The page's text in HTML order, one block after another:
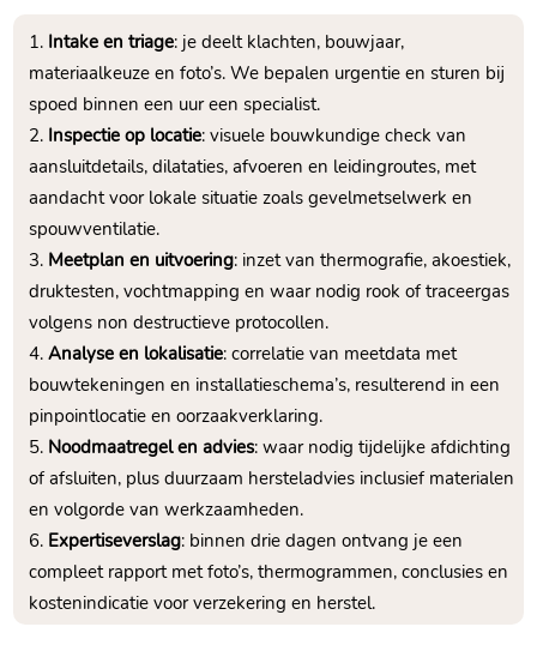
Intake en triage: je deelt klachten, bouwjaar,
materiaalkeuze en foto’s.​ We bepalen urgentie en sturen bij
spoed binnen een uur een specialist.​
Inspectie op locatie: visuele bouwkundige check van
aansluitdetails, dilataties, afvoeren en leidingroutes, met
aandacht voor lokale situatie zoals gevelmetselwerk en
spouwventilatie.​
Meetplan en uitvoering: inzet van thermografie, akoestiek,
druktesten, vochtmapping en waar nodig rook of traceergas
volgens non destructieve protocollen.​
Analyse en lokalisatie: correlatie van meetdata met
bouwtekeningen en installatieschema’s, resulterend in een
pinpointlocatie en oorzaakverklaring.​
Noodmaatregel en advies: waar nodig tijdelijke afdichting
of afsluiten, plus duurzaam hersteladvies inclusief materialen
en volgorde van werkzaamheden.​
Expertiseverslag: binnen drie dagen ontvang je een
compleet rapport met foto’s, thermogrammen, conclusies en
kostenindicatie voor verzekering en herstel.​